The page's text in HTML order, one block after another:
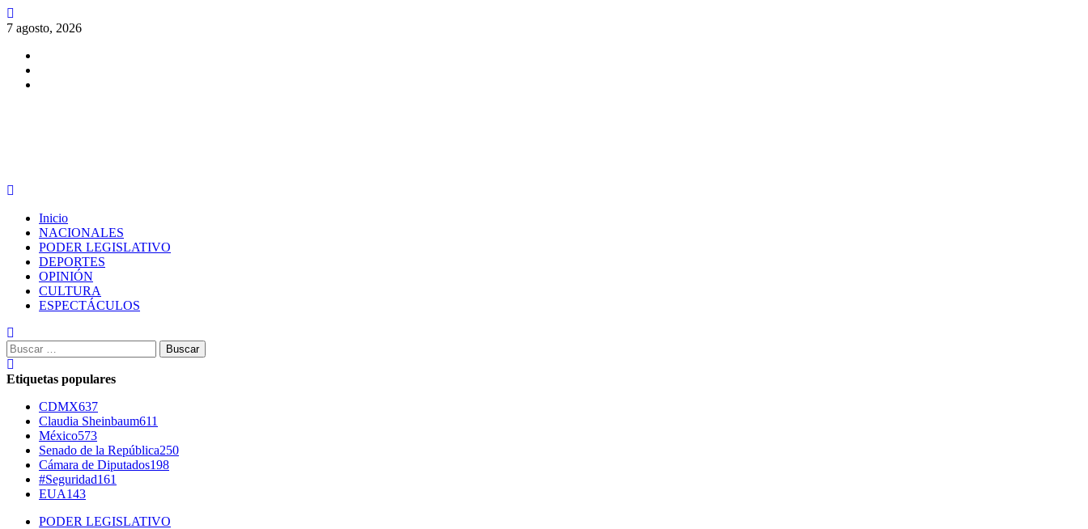
Saltar
al
7 agosto, 2026
Inicio
NACIONALES
PODER LEGISLATIVO
DEPORTES
OPINIÓN
CULTURA
ESPECTÁCULOS
Buscar:
Etiquetas populares
CDMX637
Claudia Sheinbaum611
México573
Senado de la República250
Cámara de Diputados198
#Seguridad161
EUA143
PODER LEGISLATIVO